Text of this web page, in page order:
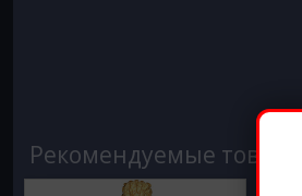
Рекомендуемые товары